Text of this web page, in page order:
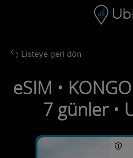
Gezinme çubuğu Alt
Back to list
Listeye geri dön
eSIM •
7 günler •